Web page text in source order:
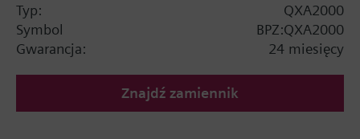
Typ:
QXA2000
Symbol
BPZ:QXA2000
Gwarancja:
24 miesięcy
Znajdź zamiennik